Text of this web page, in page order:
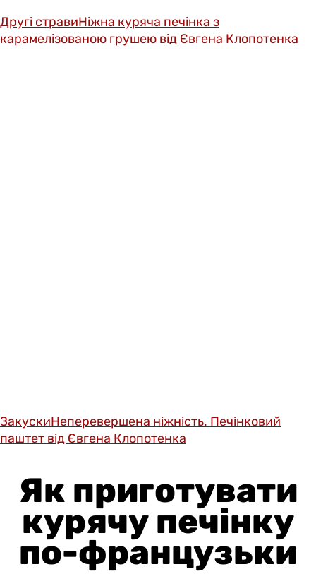
Другі стравиНіжна куряча печінка з
карамелізованою грушею від Євгена Клопотенка
ЗакускиНеперевершена ніжність. Печінковий
паштет від Євгена Клопотенка
Як приготувати
курячу печінку
по-французьки